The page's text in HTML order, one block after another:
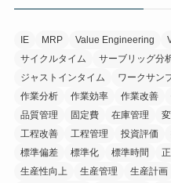
IE MRP Value Engineering
サイクルタイム
サーブリッグ分
ジャストインタイム
ワークサン
作業分析
作業効率 作業改善
品質管理
固定費 在庫管理
工程改善
工程管理 投資評価
標準偏差
標準化 標準時間
生産性向上
生産管理 生産計画